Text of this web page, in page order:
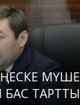
МҮШЕ
БАС ТАРТТЫ